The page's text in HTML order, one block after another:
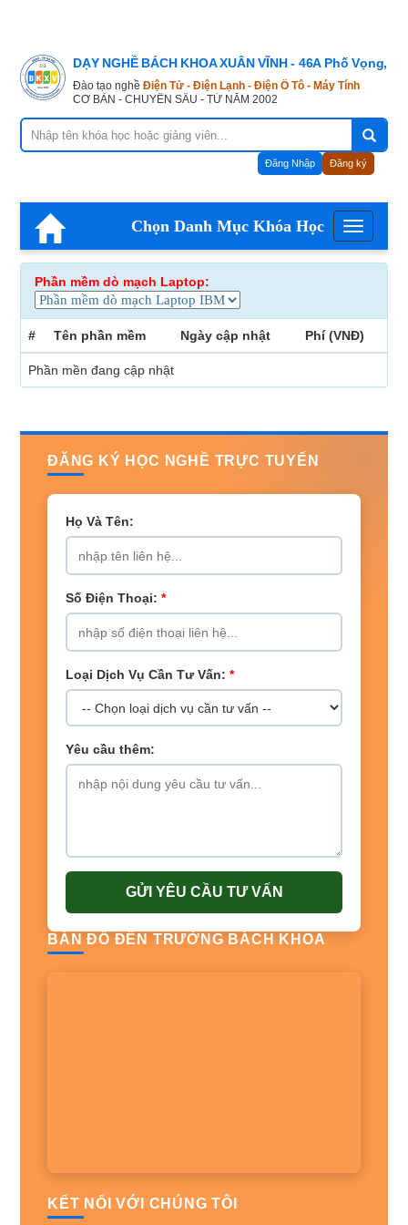
DẠY NGHỀ BÁCH KHOA XUÂN VĨNH - 46A Phố Vọng,
Đào tạo nghề Điện Tử - Điện Lạnh - Điện Ô Tô - Máy Tính
CƠ BẢN - CHUYÊN SÂU - TỪ NĂM 2002
Đăng Nhập Đăng ký
Menu
Chọn Danh Mục Khóa Học
Phần mềm dò mạch Laptop:
# Tên phần mềm Ngày cập nhật Phí (VNĐ)
Phần mền đang cập nhật
ĐĂNG KÝ HỌC NGHỀ TRỰC TUYẾN
Họ Và Tên:
Số Điện Thoại: *
Loại Dịch Vụ Cần Tư Vấn: *
Yêu cầu thêm:
GỬI YÊU CẦU TƯ VẤN
BẢN ĐỒ ĐẾN TRƯỜNG BÁCH KHOA
KẾT NỐI VỚI CHÚNG TÔI